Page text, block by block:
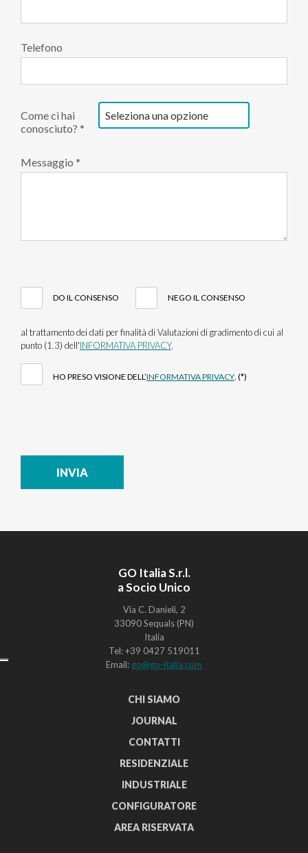
Telefono
Come ci hai
conosciuto? *
Messaggio *
DO IL CONSENSO NEGO IL CONSENSO
al trattamento dei dati per finalità di Valutazioni di gradimento di cui al
punto (1.3) dell'INFORMATIVA PRIVACY.
HO PRESO VISIONE DELL’INFORMATIVA PRIVACY. (*)
INVIA
GO Italia S.r.l.
a Socio Unico
Via C. Danieli, 2
33090 Sequals (PN)
Italia
Tel: +39 0427 519011
Email: go@go-italia.com
CHI SIAMO
JOURNAL
CONTATTI
RESIDENZIALE
INDUSTRIALE
CONFIGURATORE
AREA RISERVATA